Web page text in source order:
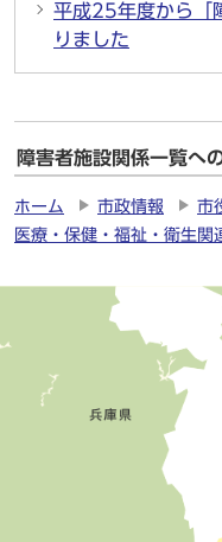
平成25年度から「
りました
障害者施設関係一覧へ
ホーム 市政情報 市
医療・保健・福祉・衛生関